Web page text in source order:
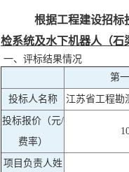
根据工程建设招标
检系统及水下机器人（石
一、评标结果情况
第
投标人名称 江苏省工程勘
投标报价（元/
费率）
项目负责人姓